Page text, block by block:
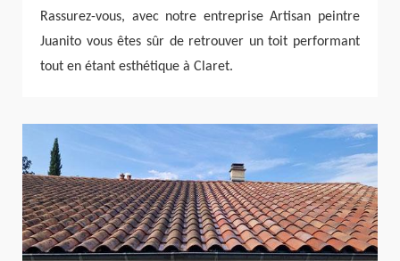
Rassurez-vous, avec notre entreprise Artisan peintre
Juanito vous êtes sûr de retrouver un toit performant
tout en étant esthétique à Claret.